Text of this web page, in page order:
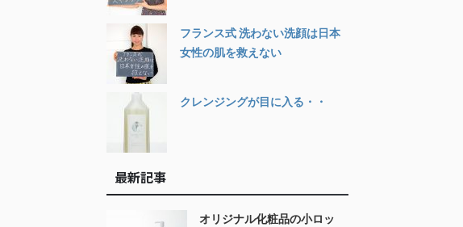
フランス式 洗わない洗顔は日本
女性の肌を救えない
クレンジングが目に入る・・
最新記事
オリジナル化粧品の小ロッ